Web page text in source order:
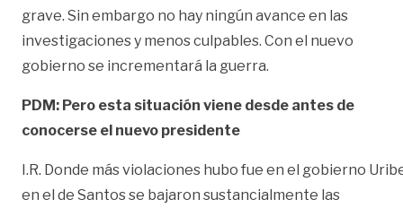
grave. Sin embargo no hay ningún avance en las
investigaciones y menos culpables. Con el nuevo
gobierno se incrementará la guerra.
PDM: Pero esta situación viene desde antes de
conocerse el nuevo presidente
I.R. Donde más violaciones hubo fue en el gobierno
en el de Santos se bajaron sustancialmente las